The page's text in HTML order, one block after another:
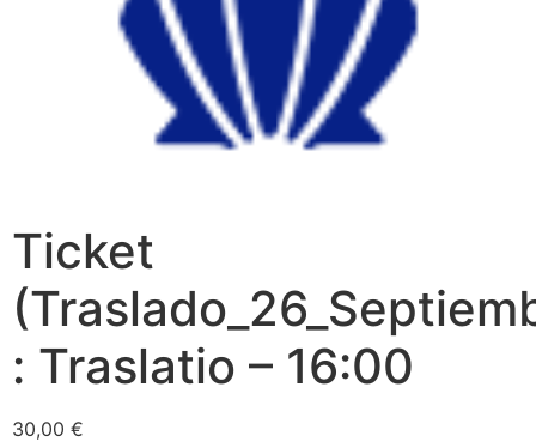
Ticket
: Traslatio – 16:00
30,00 €